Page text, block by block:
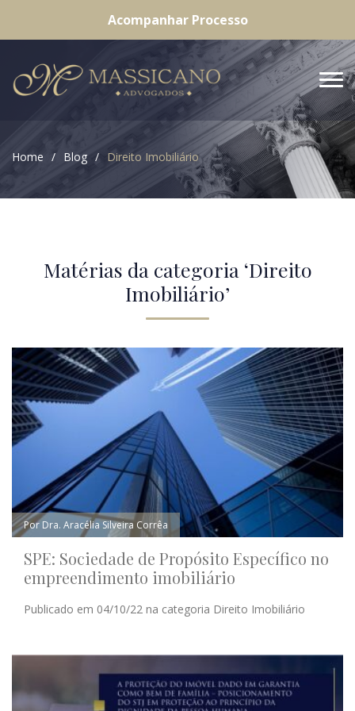
Acompanhar Processo
Home Blog Direito Imobiliário
Matérias da categoria ‘Direito
Imobiliário’
Por Dra. Aracélia Silveira Corrêa
SPE: Sociedade de Propósito Específico no
empreendimento imobiliário
Publicado em 04/10/22 na categoria Direito Imobiliário